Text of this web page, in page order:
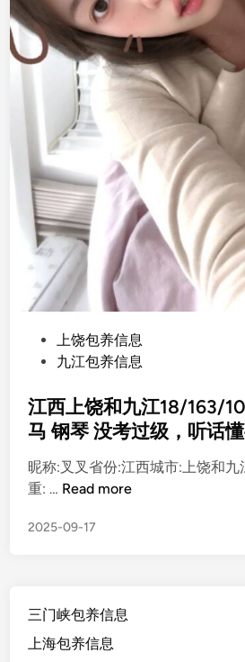
t
e
i
n
上饶包养信息
九江包养信息
江西上饶和九江18/163/
马 钢琴 没考过级，听话
昵称:叉叉省份:江西城市:上饶和九
重: … 江
上
江
1
Read more
2025-09-17
三门峡包养信息
上海包养信息